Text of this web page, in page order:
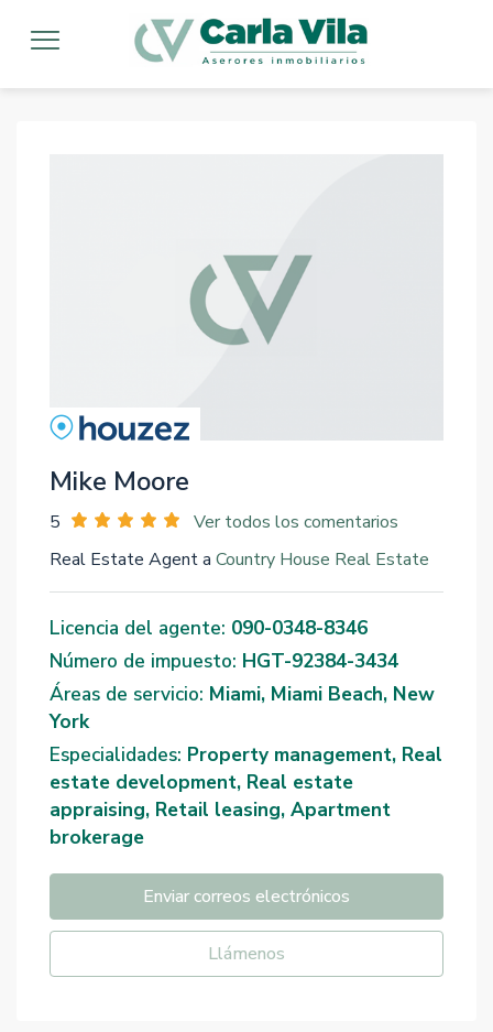
Mike Moore
5
Ver todos los comentarios
Real Estate Agent a Country House Real Estate
Licencia del agente: 090-0348-8346
Número de impuesto: HGT-92384-3434
Áreas de servicio: Miami, Miami Beach, New
York
Especialidades: Property management, Real
estate development, Real estate
appraising, Retail leasing, Apartment
brokerage
Enviar correos electrónicos
Llámenos